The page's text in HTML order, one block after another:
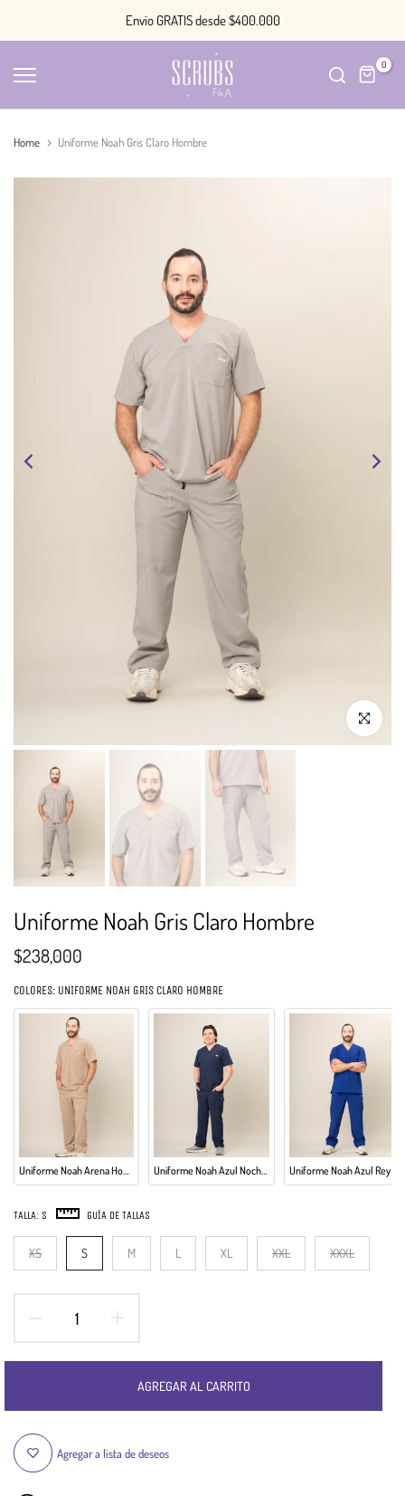
contenido
Envío GRATIS desde $400.000
0
Home Uniforme Noah Gris Claro Hombre
Click zoom
Uniforme Noah Gris Claro Hombre
$238,000
COLORES: UNIFORME NOAH GRIS CLARO HOMBRE
Uniforme Noah Arena Hombre Uniforme Noah Azul Noche Hombre
TALLA: S GUÍA DE TALLAS
XS S M L XL XXL XXXL
AGREGAR AL CARRITO
Agregar a lista de deseos